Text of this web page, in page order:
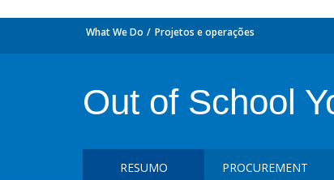
What We Do Projetos e operações
Out of School
RESUMO PROCUREMENT